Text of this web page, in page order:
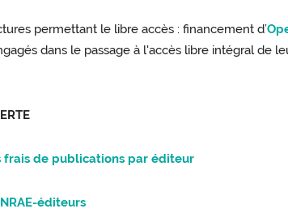
permettant le libre accès : financement d’
dans le passage à l'accès libre intégral de
frais de publications par éditeur
éditeurs